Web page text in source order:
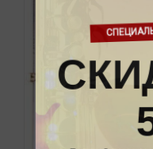
В
Получай первым